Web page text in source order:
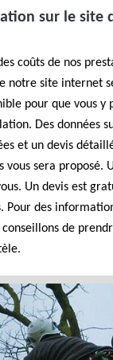
sur le site
coûts de nos
notre site internet
pour que vous y
Des données
et un devis
vous sera proposé.
Un devis est
Pour des
de